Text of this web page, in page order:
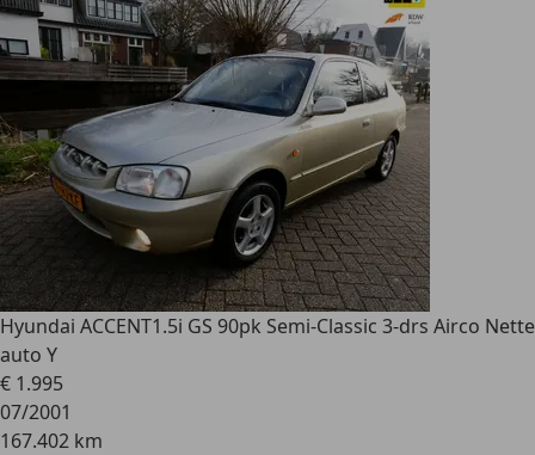
Hyundai ACCENT1.5i GS 90pk Semi-Classic 3-drs Airco Nette
auto Y
€ 1.995
07/2001
167.402 km